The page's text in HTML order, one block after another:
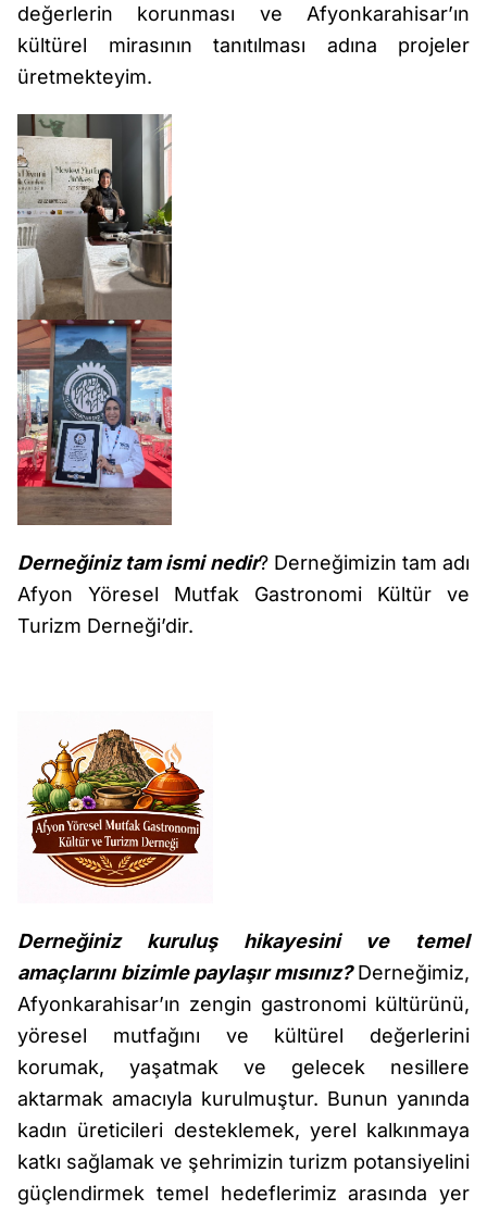
değerlerin korunması ve Afyonkarahisar’ın
kültürel mirasının tanıtılması adına projeler
üretmekteyim.
Derneğiniz tam ismi nedir? Derneğimizin tam adı
Afyon Yöresel Mutfak Gastronomi Kültür ve
Turizm Derneği’dir.
Derneğiniz kuruluş hikayesini ve temel
amaçlarını bizimle paylaşır mısınız?Derneğimiz,
Afyonkarahisar’ın zengin gastronomi kültürünü,
yöresel mutfağını ve kültürel değerlerini
korumak, yaşatmak ve gelecek nesillere
aktarmak amacıyla kurulmuştur. Bunun yanında
kadın üreticileri desteklemek, yerel kalkınmaya
katkı sağlamak ve şehrimizin turizm potansiyelini
güçlendirmek temel hedeflerimiz arasında yer